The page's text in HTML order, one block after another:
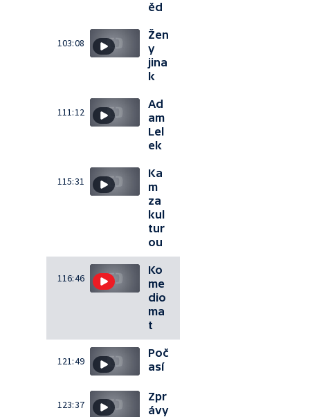
ěd
103:08
Žen
y
jina
k
111:12
Ad
am
Lel
ek
115:31
Ka
m
za
kul
tur
ou
116:46
Ko
me
dio
ma
t
121:49
Poč
así
123:37
Zpr
ávy